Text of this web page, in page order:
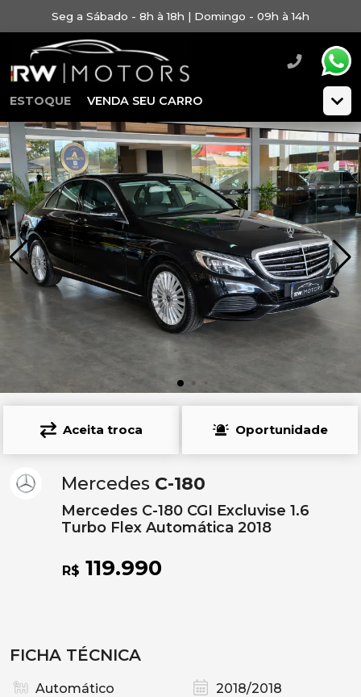
Seg a Sábado - 8h à 18h | Domingo - 09h à 14h
ESTOQUE VENDA SEU CARRO
Aceita troca Oportunidade
Mercedes C-180
Mercedes C-180 CGI Excluvise 1.6
Turbo Flex Automática 2018
R$ 119.990
FICHA TÉCNICA
Automático 2018/2018